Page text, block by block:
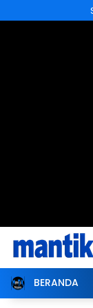
ke
BERANDA